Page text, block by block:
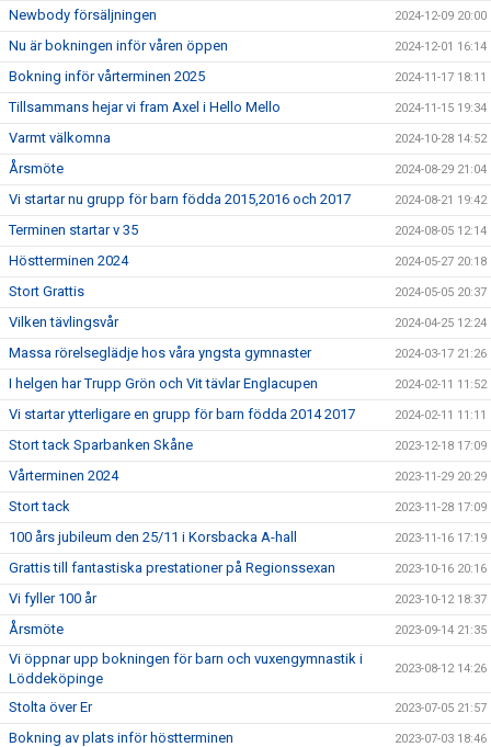
Newbody försäljningen 2024-12-09 20:00
Nu är bokningen inför våren öppen 2024-12-01 16:14
Bokning inför vårterminen 2025 2024-11-17 18:11
Tillsammans hejar vi fram Axel i Hello Mello 2024-11-15 19:34
Varmt välkomna 2024-10-28 14:52
Årsmöte 2024-08-29 21:04
Vi startar nu grupp för barn födda 2015,2016 och 2017 2024-08-21 19:42
Terminen startar v 35 2024-08-05 12:14
Höstterminen 2024 2024-05-27 20:18
Stort Grattis 2024-05-05 20:37
Vilken tävlingsvår 2024-04-25 12:24
Massa rörelseglädje hos våra yngsta gymnaster 2024-03-17 21:26
I helgen har Trupp Grön och Vit tävlar Englacupen 2024-02-11 11:52
Vi startar ytterligare en grupp för barn födda 2014 2017 2024-02-11 11:11
Stort tack Sparbanken Skåne 2023-12-18 17:09
Vårterminen 2024 2023-11-29 20:29
Stort tack 2023-11-28 17:09
100 års jubileum den 25/11 i Korsbacka A-hall 2023-11-16 17:19
Grattis till fantastiska prestationer på Regionssexan 2023-10-16 20:16
Vi fyller 100 år 2023-10-12 18:37
Årsmöte 2023-09-14 21:35
Vi öppnar upp bokningen för barn och vuxengymnastik i
Löddeköpinge
2023-08-12 14:26
Stolta över Er 2023-07-05 21:57
Bokning av plats inför höstterminen 2023-07-03 18:46